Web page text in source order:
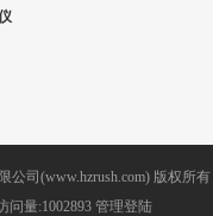
公司(www.hzrush.com) 版权所有
问量:1002893 管理登陆